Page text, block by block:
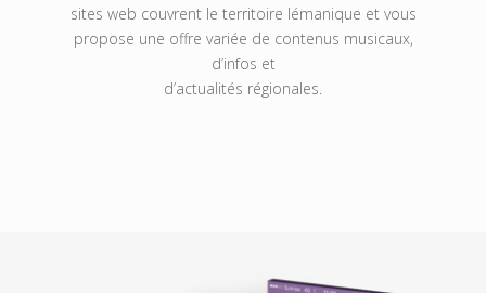
sites web couvrent le territoire lémanique et vous
propose une offre variée de contenus musicaux,
d’infos et
d’actualités régionales.